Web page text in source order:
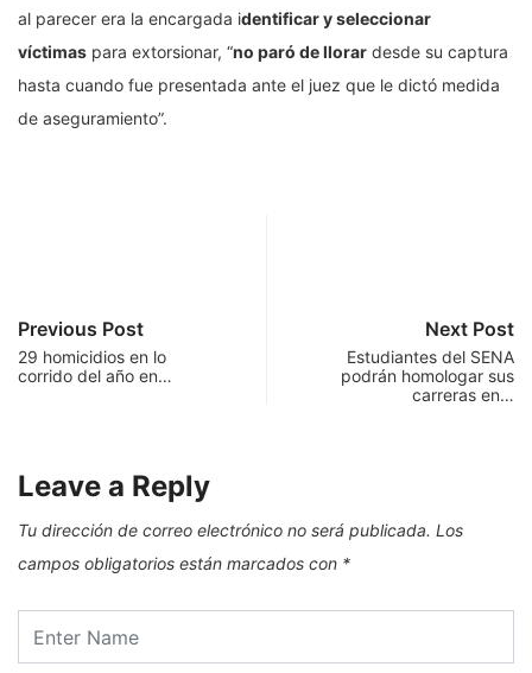
al parecer era la encargada identificar y seleccionar
víctimas para extorsionar, “no paró de llorar desde su captura
hasta cuando fue presentada ante el juez que le dictó medida
de aseguramiento”.
Previous Post
29 homicidios en lo
corrido del año en…
Next Post
Estudiantes del SENA
podrán homologar sus
carreras en…
Leave a Reply
Tu dirección de correo electrónico no será publicada. Los
campos obligatorios están marcados con *